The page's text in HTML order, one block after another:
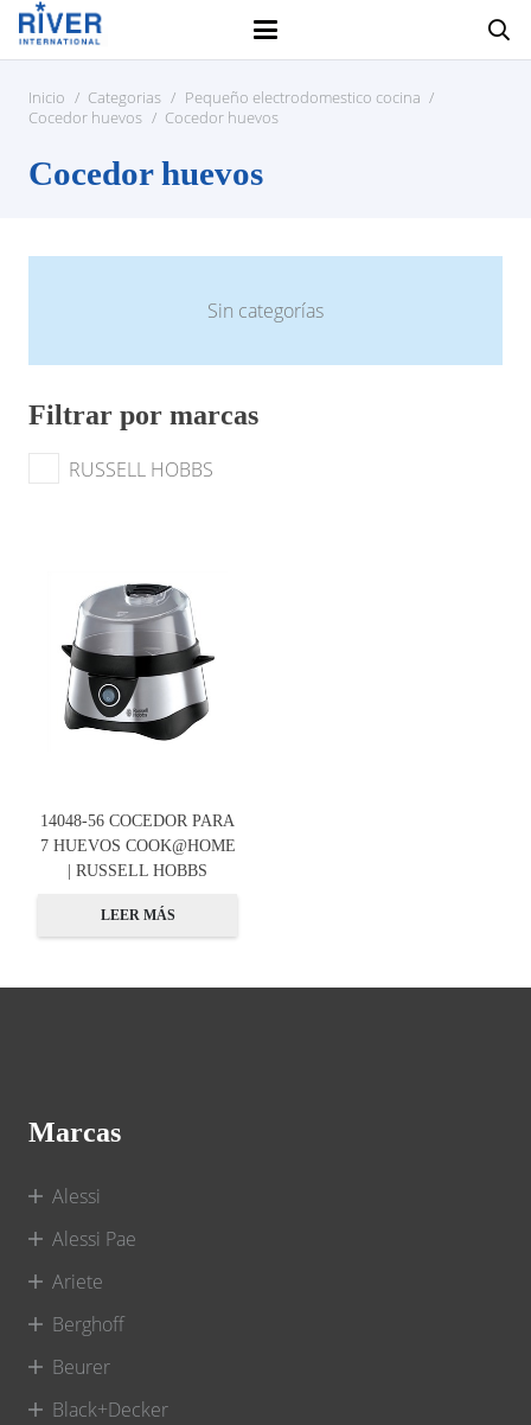
Inicio / Categorias / Pequeño electrodomestico cocina /
Cocedor huevos / Cocedor huevos
Cocedor huevos
Sin categorías
Filtrar por marcas
RUSSELL HOBBS
14048-56 COCEDOR PARA
7 HUEVOS COOK@HOME
| RUSSELL HOBBS
LEER MÁS
Marcas
Alessi
Alessi Pae
Ariete
Berghoff
Beurer
Black+Decker